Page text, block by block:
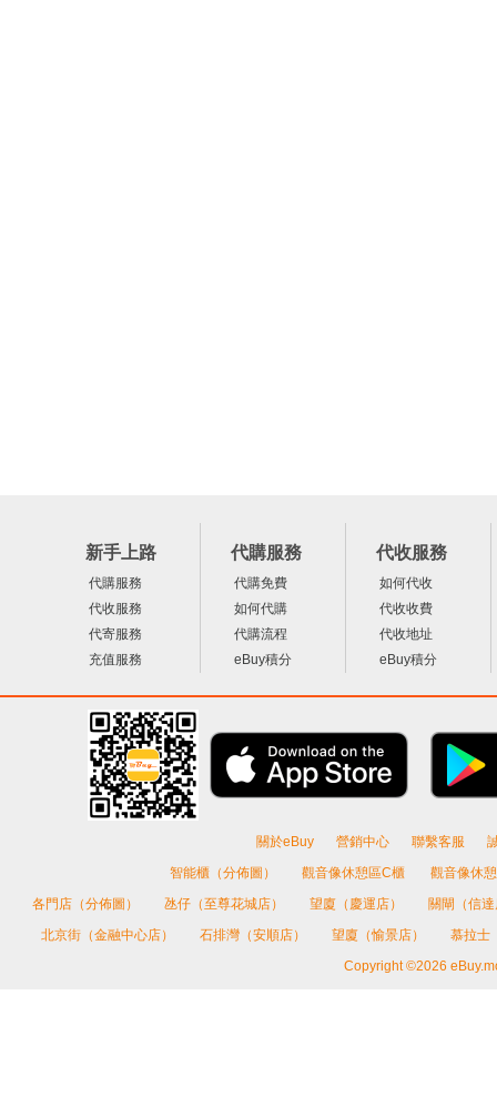
新手上路
代購服務
代收服務
代寄服務
充值服務
代購服務
代購免費
如何代購
代購流程
eBuy積分
代收服務
如何代收
代收收費
代收地址
eBuy積分
關於eBuy 營銷中心 聯繫客服
智能櫃（分佈圖）
觀音像休憩區C櫃
觀音像休
各門店（分佈圖）
氹仔（至尊花城店） 望廈（慶運店）
關閘（信
北京街（金融中心店）
石排灣（安順店） 望廈（愉景店）
慕拉士
Copyright ©2026